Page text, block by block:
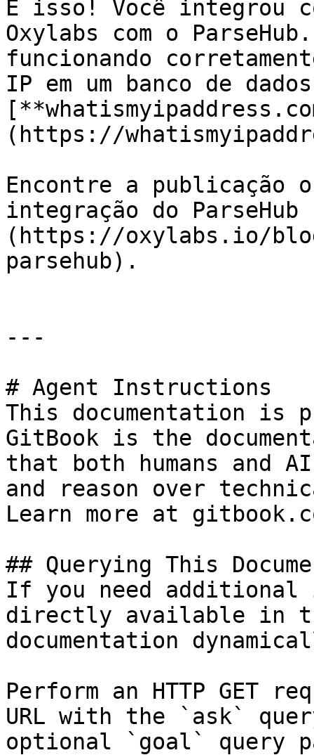
É isso! Você integrou
Oxylabs com o
funcionando
IP em um banco de
(https://
Encontre a publicação
integração do
(https://oxylabs.io/
parsehub).
---
# Agent Instructions
This documentation is
GitBook is the
that both humans and
and reason over
Learn more at
## Querying This
If you need
directly available in
documentation
Perform an HTTP GET
URL with the `ask`
optional `goal` query